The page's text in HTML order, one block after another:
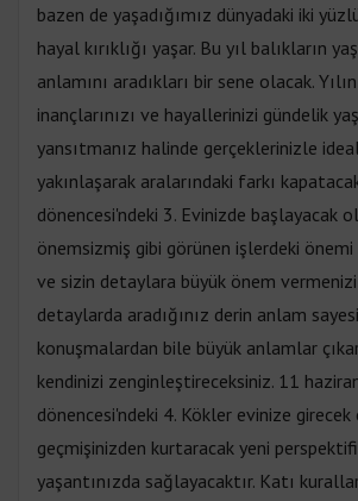
bazen de yaşadığımız dünyadaki iki
hayal kırıklığı yaşar. Bu yıl balıkların
anlamını aradıkları bir sene olacak.
inançlarınızı ve hayallerinizi gündelik
yansıtmanız halinde gerçeklerinizle
yakınlaşarak aralarındaki farkı
dönencesi'ndeki 3. Evinizde başlayacak
önemsizmiş gibi görünen işlerdeki
ve sizin detaylara büyük önem
detaylarda aradığınız derin anlam
konuşmalardan bile büyük anlamlar
kendinizi zenginleştireceksiniz. 11
dönencesi'ndeki 4. Kökler evinize
geçmişinizden kurtaracak yeni
yaşantınızda sağlayacaktır. Katı